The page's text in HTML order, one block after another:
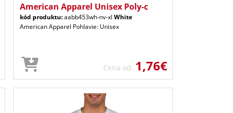
American Apparel Unisex Poly-c
kód produktu:aabb453wh-nv-xl White
American Apparel Pohlavie: Unisex
Cena od 1,76€